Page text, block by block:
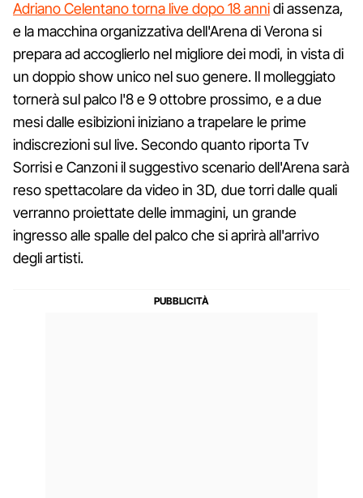
Adriano Celentano torna live dopo 18 annidi assenza,
e la macchina organizzativa dell'Arena di Verona si
prepara ad accoglierlo nel migliore dei modi, in vista di
un doppio show unico nel suo genere. Il molleggiato
tornerà sul palco l'8 e 9 ottobre prossimo, e a due
mesi dalle esibizioni iniziano a trapelare le prime
indiscrezioni sul live. Secondo quanto riporta Tv
Sorrisi e Canzoni il suggestivo scenario dell'Arena sarà
reso spettacolare da video in 3D, due torri dalle quali
verranno proiettate delle immagini, un grande
ingresso alle spalle del palco che si aprirà all'arrivo
degli artisti.